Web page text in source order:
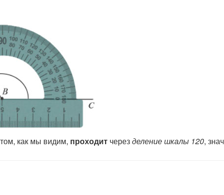
как мы видим, проходит черезделение шкалы 120,